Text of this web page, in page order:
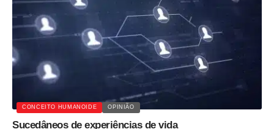
CONCEITO HUMANOIDE OPINIÃO
Sucedâneos de experiências de vida